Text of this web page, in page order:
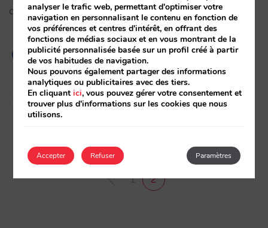
d'augmenter les ventes directes…
Pablo Sánchez
25/06/2020
1 2
analyser le trafic web, permettant d'optimiser votre
navigation en personnalisant le contenu en fonction de
vos préférences et centres d'intérêt, en offrant des
fonctions de médias sociaux et en vous montrant de la
publicité personnalisée basée sur un profil créé à partir
de vos habitudes de navigation.
Nous pouvons également partager des informations
analytiques ou publicitaires avec des tiers.
En cliquantici, vous pouvez gérer votre consentement et
trouver plus d'informations sur les cookies que nous
utilisons.
Accepter Paramètres
Refuser